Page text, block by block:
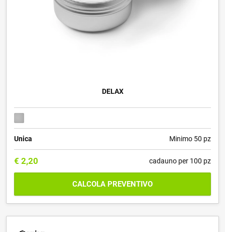
DELAX
Unica Minimo 50 pz
€ 2,20 cadauno per 100 pz
CALCOLA PREVENTIVO